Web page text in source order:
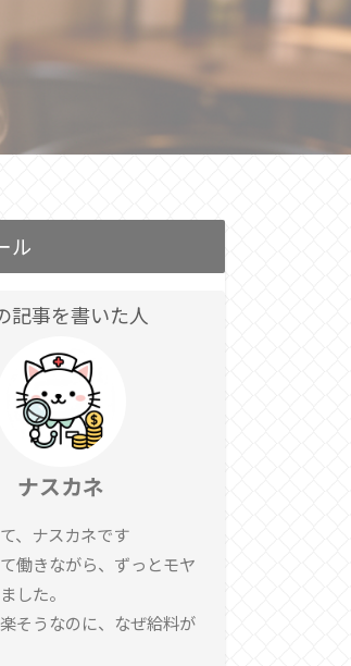
ル
記事を書いた人
ナスカネ
、ナスカネです
働きながら、ずっとモヤ
した。
楽そうなのに、なぜ給料が